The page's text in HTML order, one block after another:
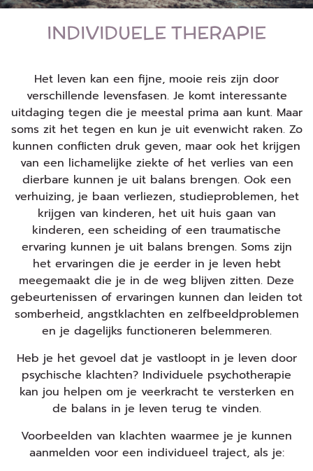
INDIVIDUELE THERAPIE
Het leven kan een fijne, mooie reis zijn door
verschillende levensfasen. Je komt interessante
uitdaging tegen die je meestal prima aan kunt. Maar
soms zit het tegen en kun je uit evenwicht raken. Zo
kunnen conflicten druk geven, maar ook het krijgen
van een lichamelijke ziekte of het verlies van een
dierbare kunnen je uit balans brengen. Ook een
verhuizing, je baan verliezen, studieproblemen, het
krijgen van kinderen, het uit huis gaan van
kinderen, een scheiding of een traumatische
ervaring kunnen je uit balans brengen. Soms zijn
het ervaringen die je eerder in je leven hebt
meegemaakt die je in de weg blijven zitten. Deze
gebeurtenissen of ervaringen kunnen dan leiden tot
somberheid, angstklachten en zelfbeeldproblemen
en je dagelijks functioneren belemmeren.
Heb je het gevoel dat je vastloopt in je leven door
psychische klachten? Individuele psychotherapie
kan jou helpen om je veerkracht te versterken en
de balans in je leven terug te vinden.
Voorbeelden van klachten waarmee je je kunnen
aanmelden voor een individueel traject, als je: